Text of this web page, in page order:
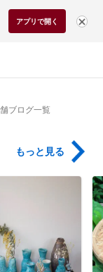
アプリで開く
ブログ一覧
もっと見る